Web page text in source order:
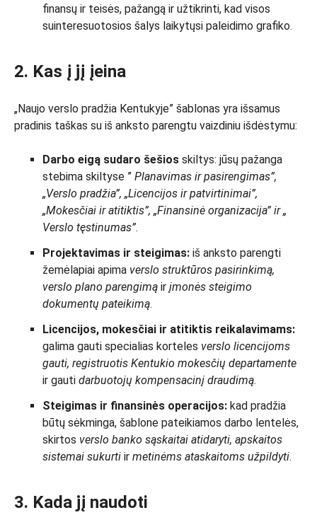
finansų ir teisės, pažangą ir užtikrinti, kad visos
suinteresuotosios šalys laikytųsi paleidimo grafiko.
2. Kas į jį įeina
„Naujo verslo pradžia Kentukyje” šablonas yra išsamus
pradinis taškas su iš anksto parengtu vaizdiniu išdėstymu:
Darbo eigą sudaro šešios skiltys: jūsų pažanga
stebima skiltyse ” Planavimas ir pasirengimas”,
„Verslo pradžia”, „Licencijos ir patvirtinimai”,
„Mokesčiai ir atitiktis”, „Finansinė organizacija” ir „
Verslo tęstinumas”.
Projektavimas ir steigimas: iš anksto parengti
žemėlapiai apima verslo struktūros pasirinkimą,
verslo plano parengimą ir įmonės steigimo
dokumentų pateikimą.
Licencijos, mokesčiai ir atitiktis reikalavimams:
galima gauti specialias korteles verslo licencijoms
gauti, registruotis Kentukio mokesčių departamente
ir gauti darbuotojų kompensacinį draudimą.
Steigimas ir finansinės operacijos: kad pradžia
būtų sėkminga, šablone pateikiamos darbo lentelės,
skirtos verslo banko sąskaitai atidaryti, apskaitos
sistemai sukurti ir metinėms ataskaitoms užpildyti.
3. Kada jį naudoti